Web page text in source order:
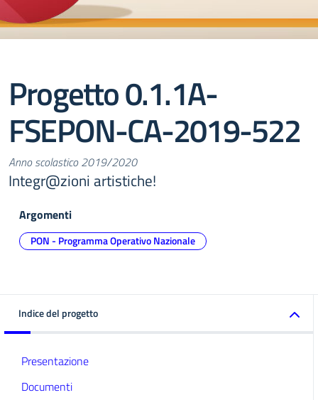
Progetto 0.1.1A-
FSEPON-CA-2019-522
Anno scolastico 2019/2020
Integr@zioni artistiche!
Argomenti
PON - Programma Operativo Nazionale
Indice del progetto
Presentazione
Documenti